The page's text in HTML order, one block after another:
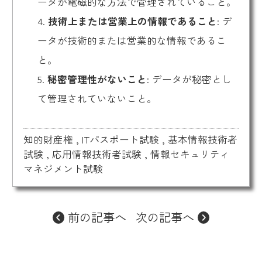
4. 技術上または営業上の情報であること: デ
ータが技術的または営業的な情報であるこ
と。
5. 秘密管理性がないこと: データが秘密とし
て管理されていないこと。
知的財産権, ITパスポート試験 , 基本情報技術者
試験 , 応用情報技術者試験 , 情報セキュリティ
マネジメント試験
前の記事へ 次の記事へ